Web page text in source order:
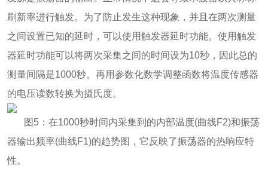
刷新率进行触发。为了防止发生这种现象，并且在两次测量
之间设置已知的延时，可以使用触发器延时功能。使用触发
器延时功能可以将两次采集之间的时间设为10秒，因此总的
测量间隔是1000秒。再用参数化数学调整函数将温度传感器
的电压读数转换为摄氏度。
图5：在1000秒时间内采集到的内部温度(曲线F2)和振荡
器输出频率(曲线F1)的趋势图，它反映了振荡器的热响应特
性。